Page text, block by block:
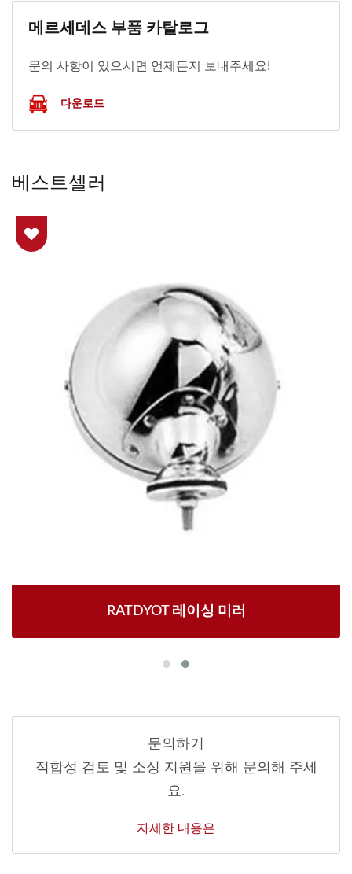
메르세데스 부품 카탈로그
문의 사항이 있으시면 언제든지 보내주세요!
다운로드
베스트셀러
RATDYOT 레이싱 미러
문의하기
적합성 검토 및 소싱 지원을 위해 문의해 주세
요.
자세한 내용은